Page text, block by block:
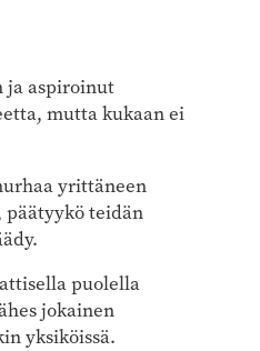
ja aspiroinut
mutta kukaan ei
yrittäneen
päätyykö teidän
puolella
jokainen
yksiköissä.